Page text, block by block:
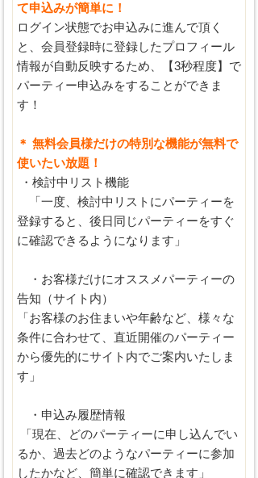
て申込みが簡単に！
ログイン状態でお申込みに進んで頂く
と、会員登録時に登録したプロフィール
情報が自動反映するため、【3秒程度】で
パーティー申込みをすることができま
す！
＊ 無料会員様だけの特別な機能が無料で
使いたい放題！
・検討中リスト機能
「一度、検討中リストにパーティーを
登録すると、後日同じパーティーをすぐ
に確認できるようになります」
・お客様だけにオススメパーティーの
告知（サイト内）
「お客様のお住まいや年齢など、様々な
条件に合わせて、直近開催のパーティー
から優先的にサイト内でご案内いたしま
す」
・申込み履歴情報
「現在、どのパーティーに申し込んでい
るか、過去どのようなパーティーに参加
したかなど、簡単に確認できます」